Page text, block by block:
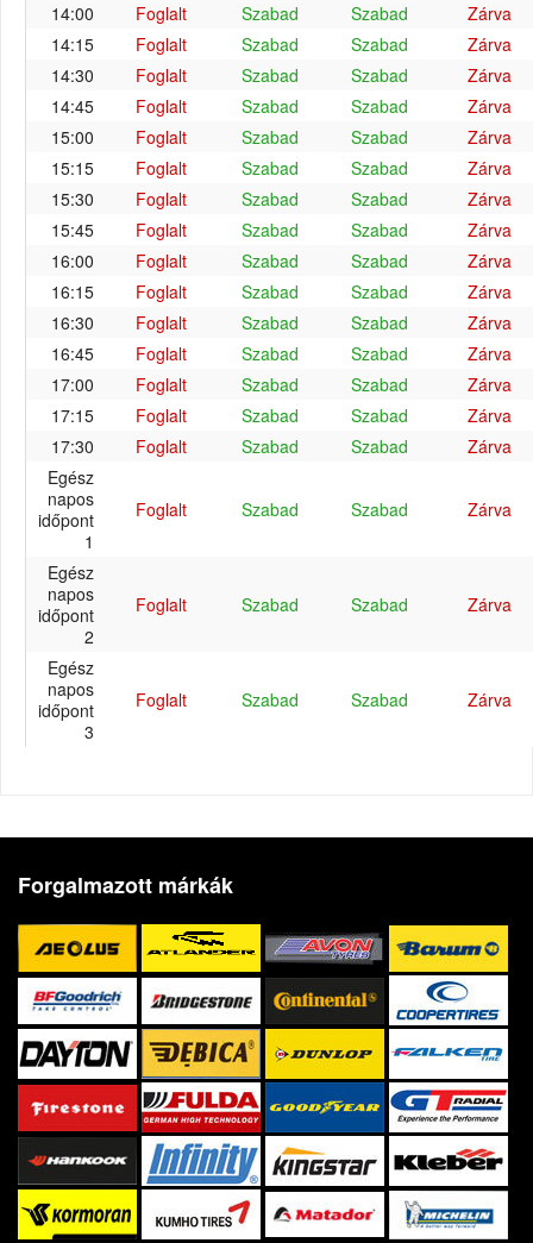
14:00
Foglalt Szabad Szabad
Zárva
14:15
Foglalt Szabad Szabad
Zárva
14:30
Foglalt Szabad Szabad
Zárva
14:45
Foglalt Szabad Szabad
Zárva
15:00
Foglalt Szabad Szabad
Zárva
15:15
Foglalt Szabad Szabad
Zárva
15:30
Foglalt Szabad Szabad
Zárva
15:45
Foglalt Szabad Szabad
Zárva
16:00
Foglalt Szabad Szabad
Zárva
16:15
Foglalt Szabad Szabad
Zárva
16:30
Foglalt Szabad Szabad
Zárva
16:45
Foglalt Szabad Szabad
Zárva
17:00
Foglalt Szabad Szabad
Zárva
17:15
Foglalt Szabad Szabad
Zárva
17:30
Foglalt Szabad Szabad
Zárva
Egész
napos
időpont
1
Foglalt Szabad Szabad Zárva
Egész
napos
időpont
2
Foglalt Szabad Szabad Zárva
Egész
napos
időpont
3
Foglalt Szabad Szabad Zárva
Forgalmazott márkák